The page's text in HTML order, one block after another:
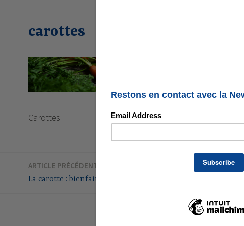
carottes
Carottes
ARTICLE PRÉCÉDENT
La carotte : bienfaits et idées de recettes